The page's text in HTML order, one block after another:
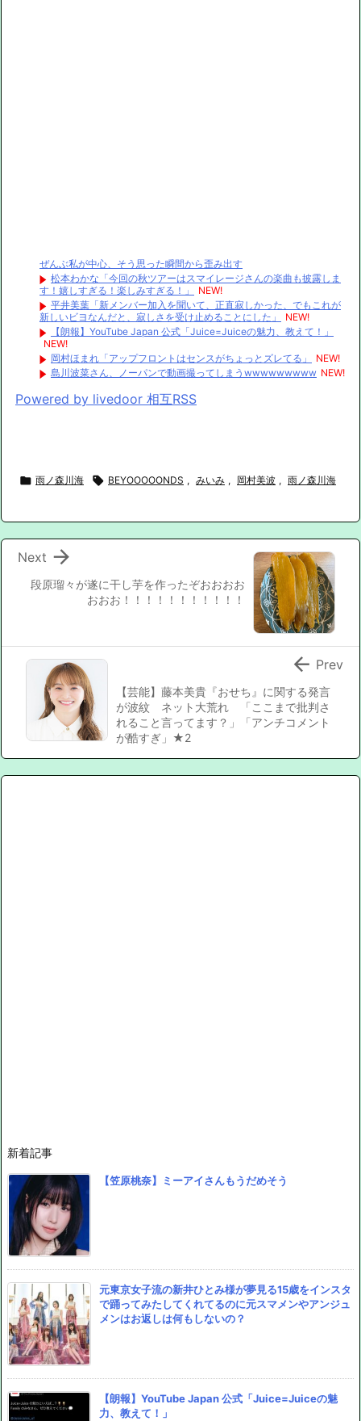
ぜんぶ私が中心、そう思った瞬間から歪み出す
松本わかな「今回の秋ツアーはスマイレージさんの楽曲も披露しま
す！嬉しすぎる！楽しみすぎる！」
NEW!
平井美葉「新メンバー加入を聞いて、正直寂しかった、でもこれが
新しいビヨなんだと、寂しさを受け止めることにした」
NEW!
【朗報】YouTube Japan 公式「Juice=Juiceの魅力、教えて！」
NEW!
岡村ほまれ「アップフロントはセンスがちょっとズレてる」
NEW!
島川波菜さん、ノーパンで動画撮ってしまうwwwwwwwww NEW!
Powered by livedoor 相互RSS
 雨ノ森川海  BEYOOOOONDS , みいみ , 岡村美波 , 雨ノ森川海
段原瑠々が遂に干し芋を作ったぞおおおお
おおお！！！！！！！！！！！

Next
【芸能】藤本美貴『おせち』に関する発言
が波紋 ネット大荒れ 「ここまで批判さ
れること言ってます？」「アンチコメント
が酷すぎ」★2
 Prev
新着記事
【笠原桃奈】ミーアイさんもうだめそう
元東京女子流の新井ひとみ様が夢見る15歳をインスタ
で踊ってみたしてくれてるのに元スマメンやアンジュ
メンはお返しは何もしないの？
【朗報】YouTube Japan 公式「Juice=Juiceの魅
力、教えて！」